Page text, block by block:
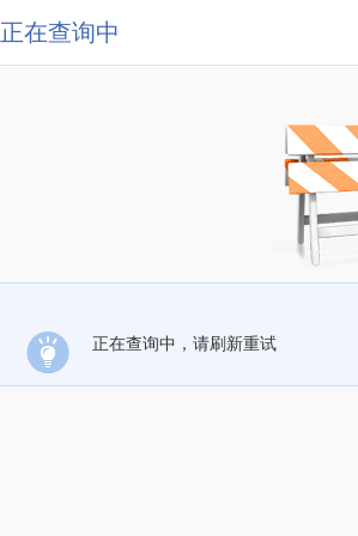
正在查询中
正在查询中，请刷新重试